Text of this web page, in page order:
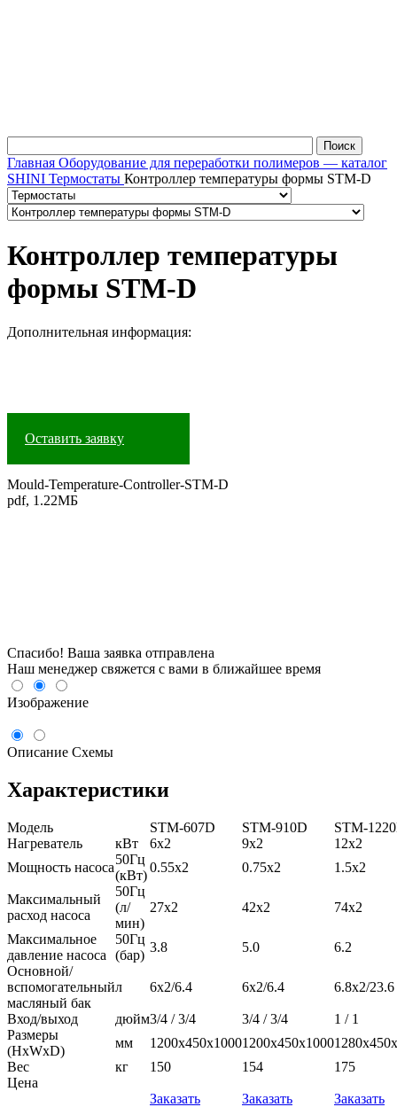
Главная Оборудование для переработки полимеров — каталог
SHINI Термостаты Контроллер температуры формы STM-D
Контроллер температуры
формы STM-D
Дополнительная информация:
Оставить заявку
Mould-Temperature-Controller-STM-D
pdf, 1.22МБ
Спасибо! Ваша заявка отправлена
Наш менеджер свяжется с вами в ближайшее время
Изображение
Описание Схемы
Характеристики
Модель STM-607D STM-910D
STM-
Нагреватель
кВт 6х2 9х2
12х2
Мощность насоса
50Гц
(кВт)
0.55х2 0.75х2 1.5х2
Максимальный
расход насоса
50Гц
(л/
мин)
27х2 42х2 74х2
Максимальное
давление насоса
50Гц
(бар)
3.8 5.0
6.2
Основной/
вспомогательный
масляный бак
л 6х2/6.4 6х2/6.4 6.8х2/23.6
Вход/выход дюйм3/4 / 3/4 3/4 / 3/4
1 / 1
Размеры
(HxWxD)
мм 1200х450х10001200х450х1000
Вес
кг 150 154
175
Цена
Заказать
Заказать Заказать